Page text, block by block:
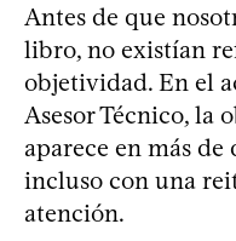
Antes de que
libro, no existían
objetividad. En el
Asesor Técnico,
aparece en más
incluso con una
atención.